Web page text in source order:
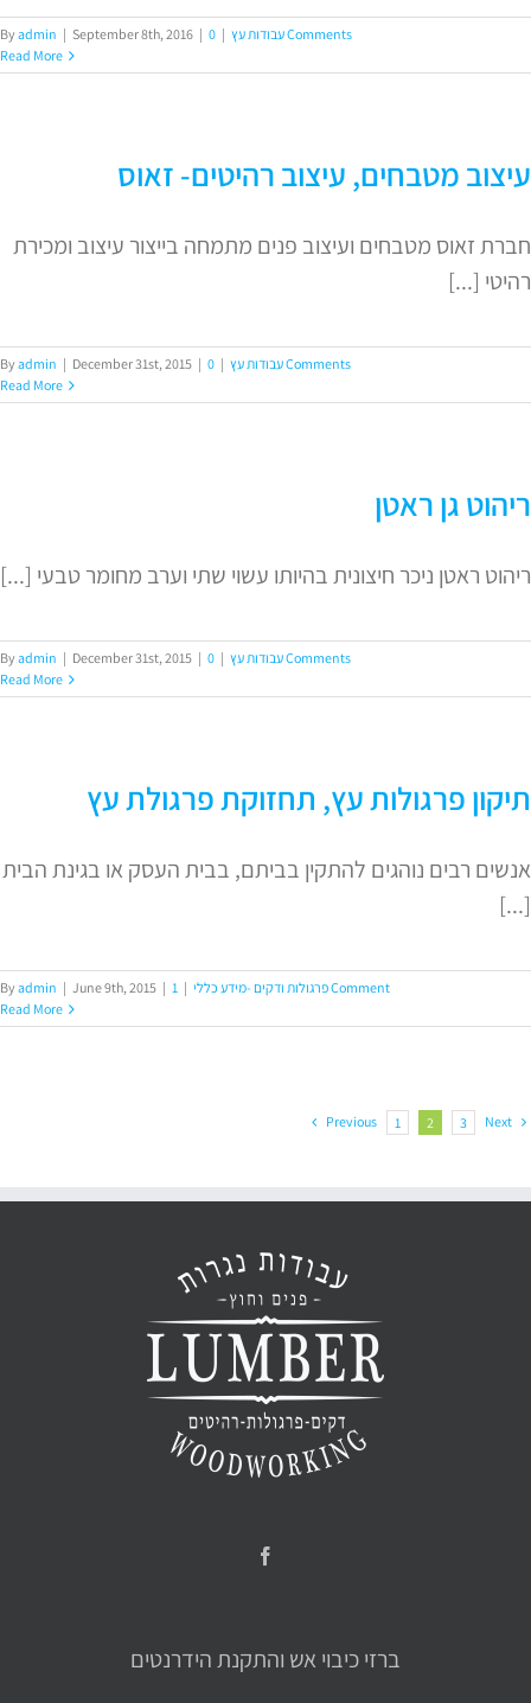
Byadmin | September 8th, 2016 | עבודות עץ |
0 Comments
Read More
עיצוב מטבחים, עיצוב רהיטים- זאוס
חברת זאוס מטבחים ועיצוב פנים מתמחה בייצור עיצוב ומכירת
רהיטי [...]
Byadmin | December 31st, 2015 | עבודות עץ |
0 Comments
Read More
ריהוט גן ראטן
ריהוט ראטן ניכר חיצונית בהיותו עשוי שתי וערב מחומר טבעי [...]
Byadmin | December 31st, 2015 | עבודות עץ |
0 Comments
Read More
תיקון פרגולות עץ, תחזוקת פרגולת עץ
אנשים רבים נוהגים להתקין בביתם, בבית העסק או בגינת הבית
[...]
Byadmin | June 9th, 2015 | פרגולות ודקים -מידע כללי |
1 Comment
Read More
Previous 1 2 3 Next
ברזי כיבוי אש והתקנת הידרנטים